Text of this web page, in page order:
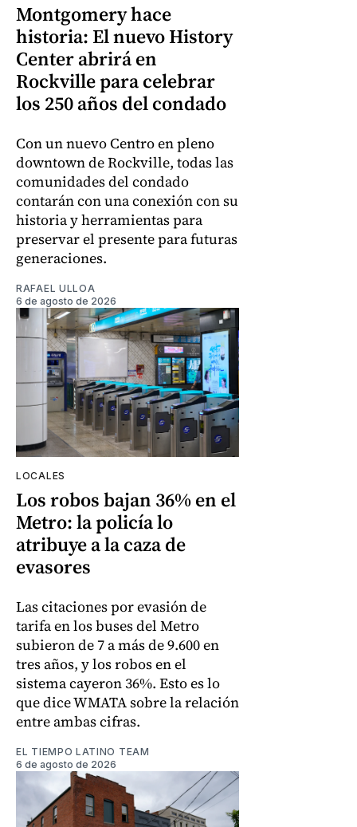
Montgomery hace
historia: El nuevo History
Center abrirá en
Rockville para celebrar
los 250 años del condado
Con un nuevo Centro en pleno
downtown de Rockville, todas las
comunidades del condado
contarán con una conexión con su
historia y herramientas para
preservar el presente para futuras
generaciones.
RAFAEL ULLOA
6 de agosto de 2026
LOCALES
Los robos bajan 36% en el
Metro: la policía lo
atribuye a la caza de
evasores
Las citaciones por evasión de
tarifa en los buses del Metro
subieron de 7 a más de 9.600 en
tres años, y los robos en el
sistema cayeron 36%. Esto es lo
que dice WMATA sobre la relación
entre ambas cifras.
EL TIEMPO LATINO TEAM
6 de agosto de 2026